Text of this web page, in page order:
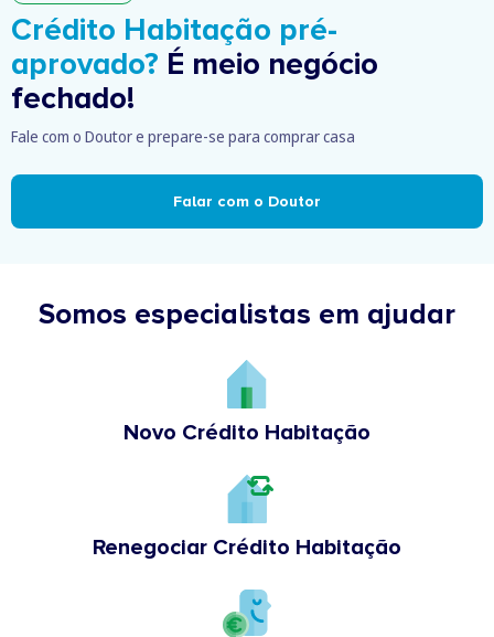
Crédito Habitação pré-
aprovado? É meio negócio
fechado!
Fale com o Doutor e prepare-se para comprar casa
Falar com o Doutor
Somos especialistas em ajudar
Novo Crédito Habitação
Renegociar Crédito Habitação